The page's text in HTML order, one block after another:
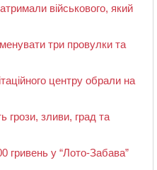
військового, який
три провулки та
центру обрали на
грози, зливи, град та
гривень у “Лото-Забава”